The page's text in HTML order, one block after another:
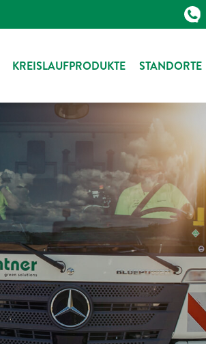
KREISLAUFPRODUKTE STANDORTE